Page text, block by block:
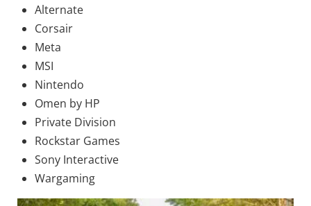
Alternate
Corsair
Meta
MSI
Nintendo
Omen by HP
Private Division
Rockstar Games
Sony Interactive
Wargaming